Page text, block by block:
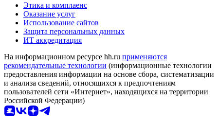
Этика и комплаенс
Оказание услуг
Использование сайтов
Защита персональных данных
ИТ аккредитация
На информационном ресурсе hh.ru применяются
рекомендательные технологии (информационные технологии
предоставления информации на основе сбора, систематизации
и анализа сведений, относящихся к предпочтениям
пользователей сети «Интернет», находящихся на территории
Российской Федерации)